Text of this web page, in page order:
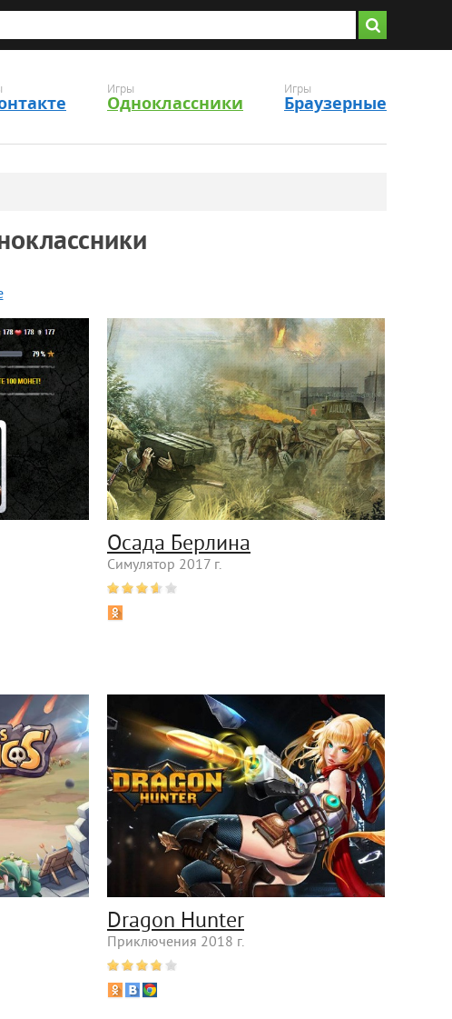
Игры
Одноклассники
Игры
Браузерные
Осада Берлина
Симулятор 2017 г.
Dragon Hunter
Приключения 2018 г.